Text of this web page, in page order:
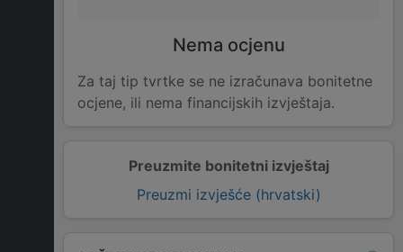
Preuzmite bonitetni izvještaj
Preuzmi izvješće (hrvatski)
Nema ocjenu
Za taj tip tvrtke se ne izračunava bonitetne
ocjene, ili nema financijskih izvještaja.